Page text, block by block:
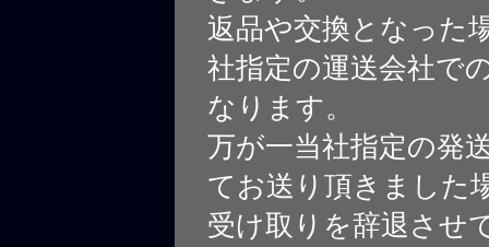
返品や交換となった
社指定の運送会社で
なります。
万が一当社指定の発
てお送り頂きました
受け取りを辞退させ